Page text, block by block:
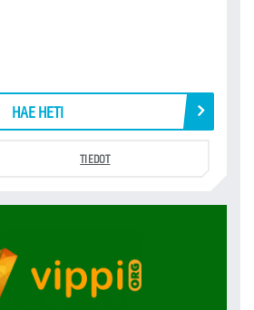
HAE HETI
TIEDOT